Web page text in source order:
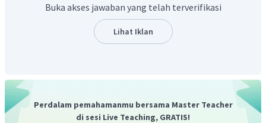
Bagian bunga kelipatan 2,4,5
Memiliki Xylem dan Floem
Buka akses jawaban yang telah terverifikasi
Lihat Iklan
Perdalam pemahamanmu bersama Master Teacher
di sesi Live Teaching, GRATIS!